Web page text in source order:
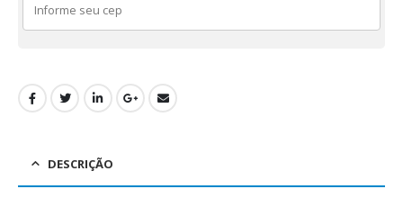
DESCRIÇÃO